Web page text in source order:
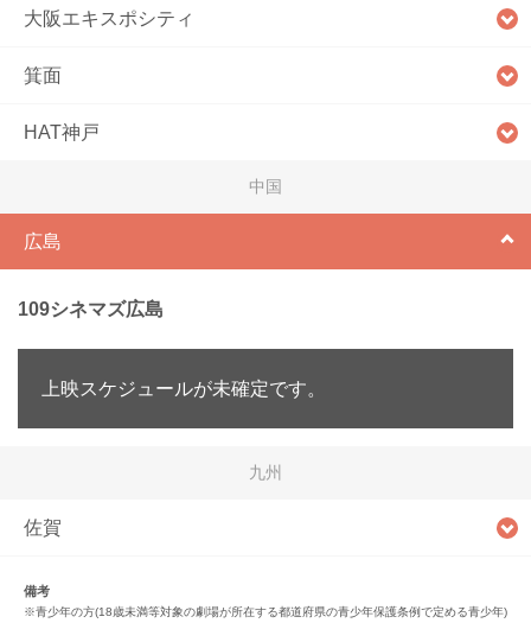
大阪エキスポシティ
箕面
HAT神戸
中国
広島
109シネマズ広島
上映スケジュールが未確定です。
九州
佐賀
備考
※青少年の方(18歳未満等対象の劇場が所在する都道府県の青少年保護条例で定める青少年)